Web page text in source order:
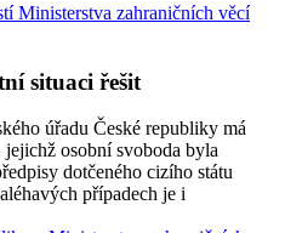
Ministerstva zahraničních věcí
situaci řešit
úřadu České republiky má
osobní svoboda byla
dotčeného cizího státu
případech je i